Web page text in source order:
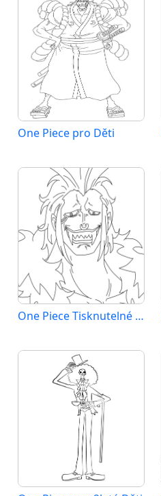
One Piece pro Děti
One Piece Tisknutelné Zdarma